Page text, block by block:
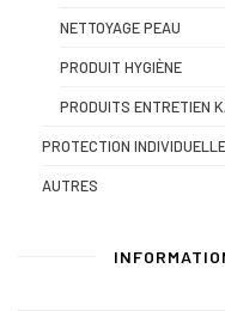
NETTOYAGE PEAU
PRODUIT HYGIÈNE
PRODUITS ENTRETIEN
PROTECTION INDIVIDUELLE
AUTRES